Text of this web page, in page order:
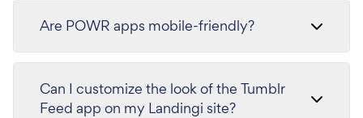
Are POWR apps mobile-friendly?
Can I customize the look of the Tumblr
Feed app on my Landingi site?